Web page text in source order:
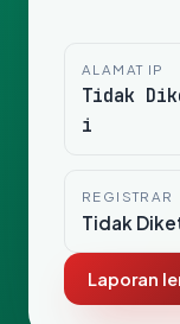
ALAMAT IP
Tidak
i
REGISTRAR
Tidak
Laporan